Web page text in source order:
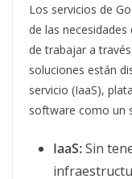
Los servicios de
de las
de trabajar a
soluciones están
servicio (IaaS),
software como un
IaaS:Sin